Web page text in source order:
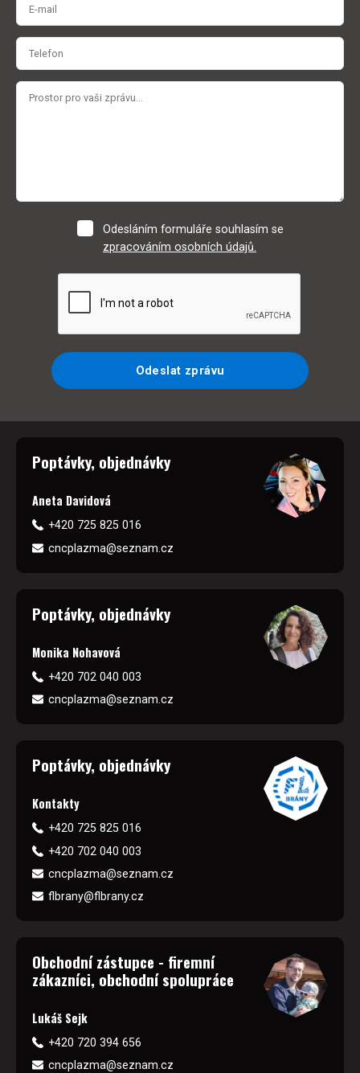
Odesláním formuláře souhlasím se
zpracováním osobních údajů.
Odeslat zprávu
Poptávky, objednávky
Aneta Davidová
+420 725 825 016
cncplazma@seznam.cz
Poptávky, objednávky
Monika Nohavová
+420 702 040 003
cncplazma@seznam.cz
Poptávky, objednávky
Kontakty
+420 725 825 016
+420 702 040 003
cncplazma@seznam.cz
flbrany@flbrany.cz
Obchodní zástupce - firemní
zákazníci, obchodní spolupráce
Lukáš Sejk
+420 720 394 656
cncplazma@seznam.cz